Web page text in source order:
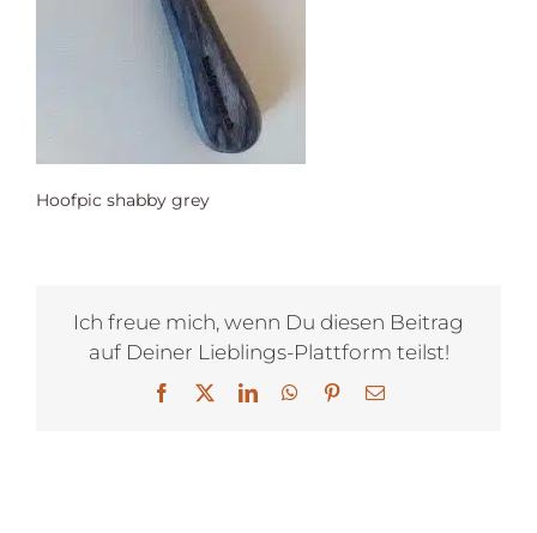
Hoofpic shabby grey
Ich freue mich, wenn Du diesen Beitrag
auf Deiner Lieblings-Plattform teilst!
Facebook LinkedInWhatsApp
Pinterest
E-